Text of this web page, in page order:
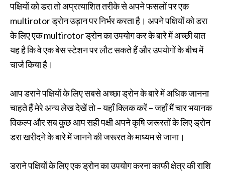
पक्षियों को डरा तो अप्रत्याशित तरीके से अपने फसलों पर एक
multirotor ड्रोन उड़ान पर निर्भर करता है। अपने पक्षियों को डरा
के लिए एक multirotor ड्रोन का उपयोग कर के बारे में अच्छी बात
यह है कि वे एक बेस स्टेशन पर लौट सकते हैं और उपयोगों के बीच में
चार्ज किया है।
आप डराने पक्षियों के लिए सबसे अच्छा ड्रोन के बारे में अधिक जानना
चाहते हैं मेरे अन्य लेख देखें तो – यहाँ क्लिक करें – जहाँ मैं चार भयानक
विकल्प और सब कुछ आप सही पक्षी अपने कृषि जरूरतों के लिए ड्रोन
डरा खरीदने के बारे में जानने की जरूरत के माध्यम से जाना।
डराने पक्षियों के लिए एक ड्रोन का उपयोग करना काफी क्षेत्र की राशि